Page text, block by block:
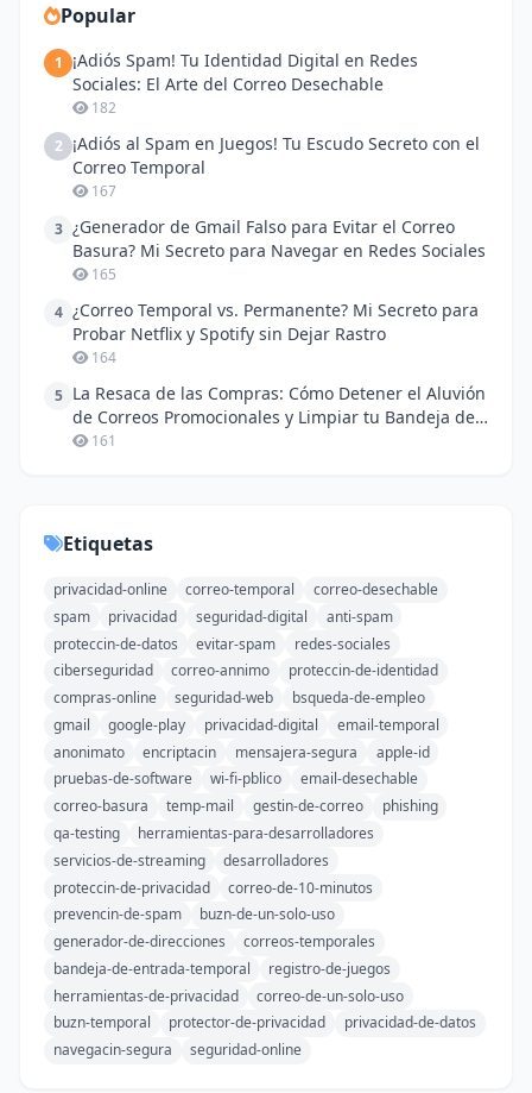
Popular
1
¡Adiós Spam! Tu Identidad Digital en Redes
Sociales: El Arte del Correo Desechable
182
2 ¡Adiós al Spam en Juegos! Tu Escudo Secreto con el
Correo Temporal
167
3 ¿Generador de Gmail Falso para Evitar el Correo
Basura? Mi Secreto para Navegar en Redes Sociales
165
4 ¿Correo Temporal vs. Permanente? Mi Secreto para
Probar Netflix y Spotify sin Dejar Rastro
164
5 La Resaca de las Compras: Cómo Detener el Aluvión
de Correos Promocionales y Limpiar tu Bandeja de
Entrada
161
Etiquetas
privacidad-online correo-temporal
correo-desechable
spam
privacidad seguridad-digital
anti-spam
proteccin-de-datos
evitar-spam
redes-sociales
ciberseguridad
correo-annimo
proteccin-de-identidad
compras-online
seguridad-web
bsqueda-de-empleo
gmail
google-play privacidad-digital
email-temporal
anonimato
encriptacin mensajera-segura
apple-id
pruebas-de-software
wi-fi-pblico
email-desechable
correo-basura
temp-mail gestin-de-correo
phishing
qa-testing
herramientas-para-desarrolladores
servicios-de-streaming
desarrolladores
proteccin-de-privacidad
correo-de-10-minutos
prevencin-de-spam
buzn-de-un-solo-uso
generador-de-direcciones
correos-temporales
bandeja-de-entrada-temporal
registro-de-juegos
herramientas-de-privacidad
correo-de-un-solo-uso
buzn-temporal
protector-de-privacidad
privacidad-de-datos
navegacin-segura
seguridad-online